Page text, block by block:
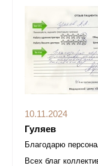
10.11.2024
Гуляев
Благодарю
Всех благ